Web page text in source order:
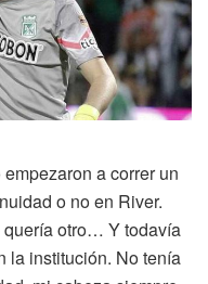
a correr un
o no en River.
quería otro… Y todavía
la institución. No tenía